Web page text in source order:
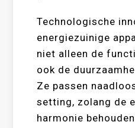
Technologische
energiezuinige
niet alleen de
ook de
Ze passen
setting, zolang de
harmonie